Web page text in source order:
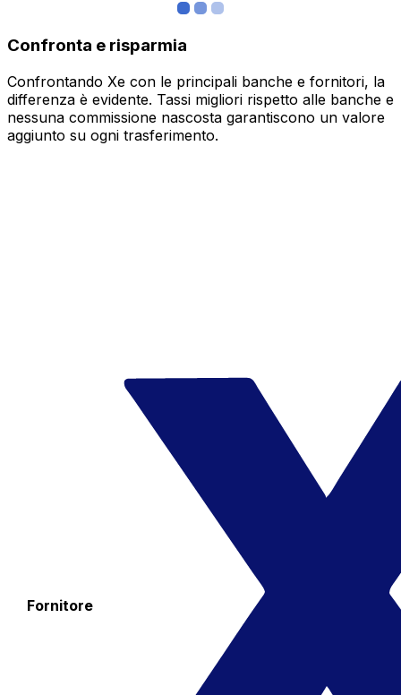
Confronta e risparmia
Confrontando Xe con le principali banche e fornitori, la
differenza è evidente. Tassi migliori rispetto alle banche e
nessuna commissione nascosta garantiscono un valore
aggiunto su ogni trasferimento.
Fornitore